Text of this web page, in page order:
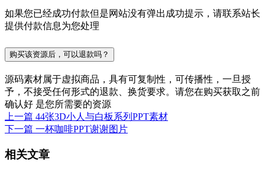
如果您已经成功付款但是网站没有弹出成功提示，请联系站长
提供付款信息为您处理
购买该资源后，可以退款吗？
源码素材属于虚拟商品，具有可复制性，可传播性，一旦授
予，不接受任何形式的退款、换货要求。请您在购买获取之前
确认好 是您所需要的资源
上一篇 44张3D小人与白板系列PPT素材
下一篇 一杯咖啡PPT谢谢图片
相关文章